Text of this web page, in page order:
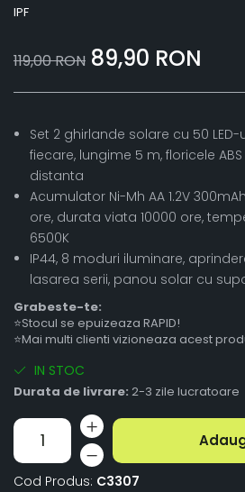
IPF
119,00 RON 89,90 RON
Set 2 ghirlande solare cu 50
fiecare, lungime 5 m, floricele ABS
distanta
Acumulator Ni-Mh AA 1.2V
ore, durata viata 10000 ore,
6500K
IP44, 8 moduri iluminare,
lasarea serii, panou solar cu
Grabeste-te:
⭐Stocul se epuizeaza RAPID!
⭐Mai multi clienti vizioneaza acest
IN STOC
Durata de livrare: 2-3 zile lucratoare
Cod Produs: C3307